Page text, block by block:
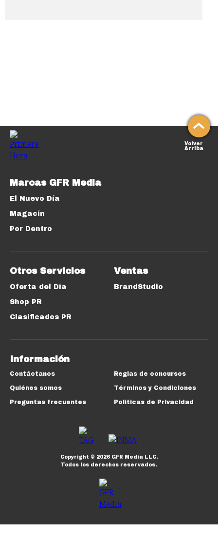
Volver
Arriba
Marcas GFR Media
El Nuevo Día
Magacín
Por Dentro
Otros Servicios
Oferta del Día
Shop PR
Clasificados PR
Ventas
BrandStudio
Información
Contáctanos
Quiénes somos
Preguntas frecuentes
Reglas de concursos
Términos y Condiciones
Políticas de Privacidad
Copyright © 2026GFR Media LLC.
Todos los derechos reservados.